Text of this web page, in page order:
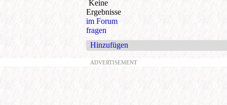
Keine
Ergebnisse
im Forum
fragen
Hinzufügen
ADVERTISEMENT